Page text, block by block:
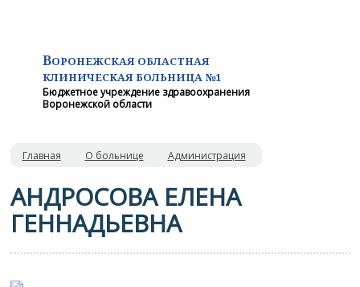
ВОРОНЕЖСКАЯ ОБЛАСТНАЯ
КЛИНИЧЕСКАЯ БОЛЬНИЦА №1
Бюджетное учреждение здравоохранения
Воронежской области
Главная О больнице Администрация
АНДРОСОВА ЕЛЕНА
ГЕННАДЬЕВНА